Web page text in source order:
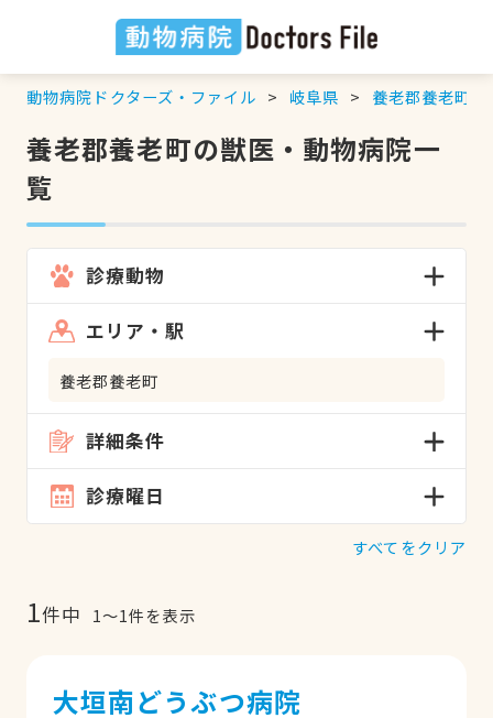
動物病院ドクターズ・ファイル 岐阜県 養老郡養老町
養老郡養老町の獣医・動物病院一
覧
診療動物
エリア・駅
養老郡養老町
詳細条件
診療曜日
すべてをクリア
1件中 1〜1件を表示
大垣南どうぶつ病院